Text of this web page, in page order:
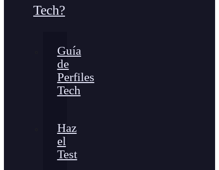
Tech?
Guía
de
Perfiles
Tech
Haz
el
Test